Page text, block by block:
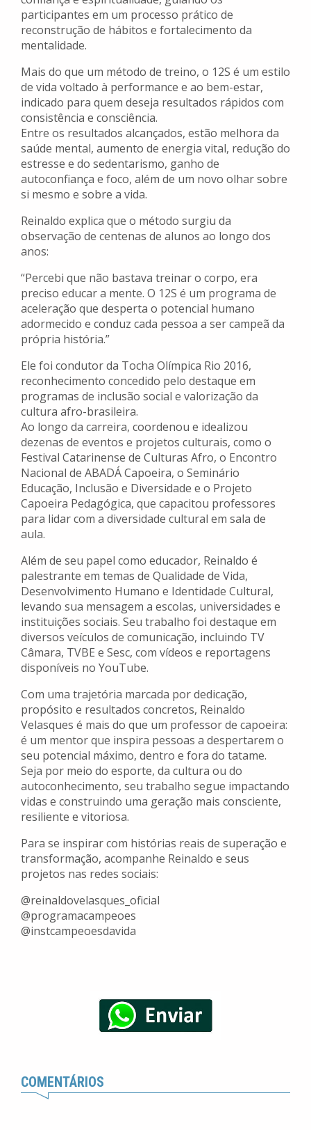
participantes em um processo prático de
reconstrução de hábitos e fortalecimento da
mentalidade.
Mais do que um método de treino, o 12S é um estilo
de vida voltado à performance e ao bem-estar,
indicado para quem deseja resultados rápidos com
consistência e consciência.
Entre os resultados alcançados, estão melhora da
saúde mental, aumento de energia vital, redução do
estresse e do sedentarismo, ganho de
autoconfiança e foco, além de um novo olhar sobre
si mesmo e sobre a vida.
Reinaldo explica que o método surgiu da
observação de centenas de alunos ao longo dos
anos:
“Percebi que não bastava treinar o corpo, era
preciso educar a mente. O 12S é um programa de
aceleração que desperta o potencial humano
adormecido e conduz cada pessoa a ser campeã da
própria história.”
Ele foi condutor da Tocha Olímpica Rio 2016,
reconhecimento concedido pelo destaque em
programas de inclusão social e valorização da
cultura afro-brasileira.
Ao longo da carreira, coordenou e idealizou
dezenas de eventos e projetos culturais, como o
Festival Catarinense de Culturas Afro, o Encontro
Nacional de ABADÁ Capoeira, o Seminário
Educação, Inclusão e Diversidade e o Projeto
Capoeira Pedagógica, que capacitou professores
para lidar com a diversidade cultural em sala de
aula.
Além de seu papel como educador, Reinaldo é
palestrante em temas de Qualidade de Vida,
Desenvolvimento Humano e Identidade Cultural,
levando sua mensagem a escolas, universidades e
instituições sociais. Seu trabalho foi destaque em
diversos veículos de comunicação, incluindo TV
Câmara, TVBE e Sesc, com vídeos e reportagens
disponíveis no YouTube.
Com uma trajetória marcada por dedicação,
propósito e resultados concretos, Reinaldo
Velasques é mais do que um professor de capoeira:
é um mentor que inspira pessoas a despertarem o
seu potencial máximo, dentro e fora do tatame.
Seja por meio do esporte, da cultura ou do
autoconhecimento, seu trabalho segue impactando
vidas e construindo uma geração mais consciente,
resiliente e vitoriosa.
Para se inspirar com histórias reais de superação e
transformação, acompanhe Reinaldo e seus
projetos nas redes sociais:
@reinaldovelasques_oficial
@programacampeoes
@instcampeoesdavida
COMENTÁRIOS